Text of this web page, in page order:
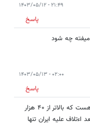
۲۱:۴۹ - ۱۴۰۳/۰۵/۱۲
پاسخ
میفته چه شود
۰۲:۰۰ - ۱۴۰۳/۰۵/۱۳
پاسخ
رژیم ادم کش و کودک کش حدود ۹ مته هست که بالاتر از ۴۰ هزار
علیه ایران تنها